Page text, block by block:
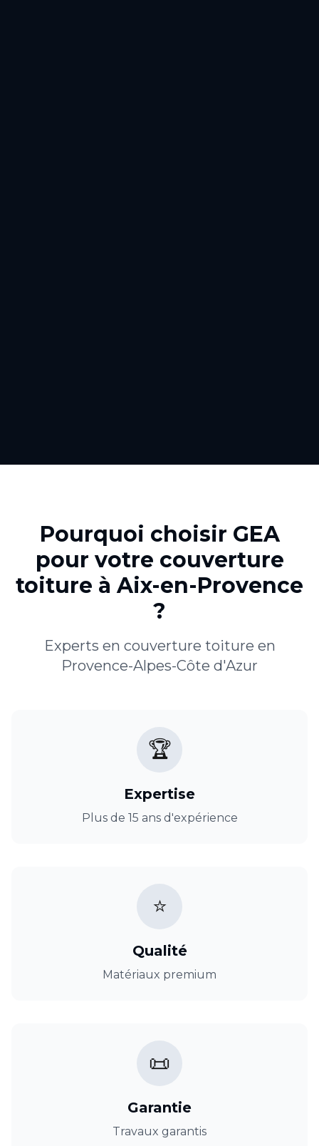
Pourquoi choisir GEA
pour votre couverture
toiture à Aix-en-Provence
?
Experts en couverture toiture en
Provence-Alpes-Côte d'Azur
🏆
Expertise
Plus de 15 ans d'expérience
⭐
Qualité
Matériaux premium
📜
Garantie
Travaux garantis